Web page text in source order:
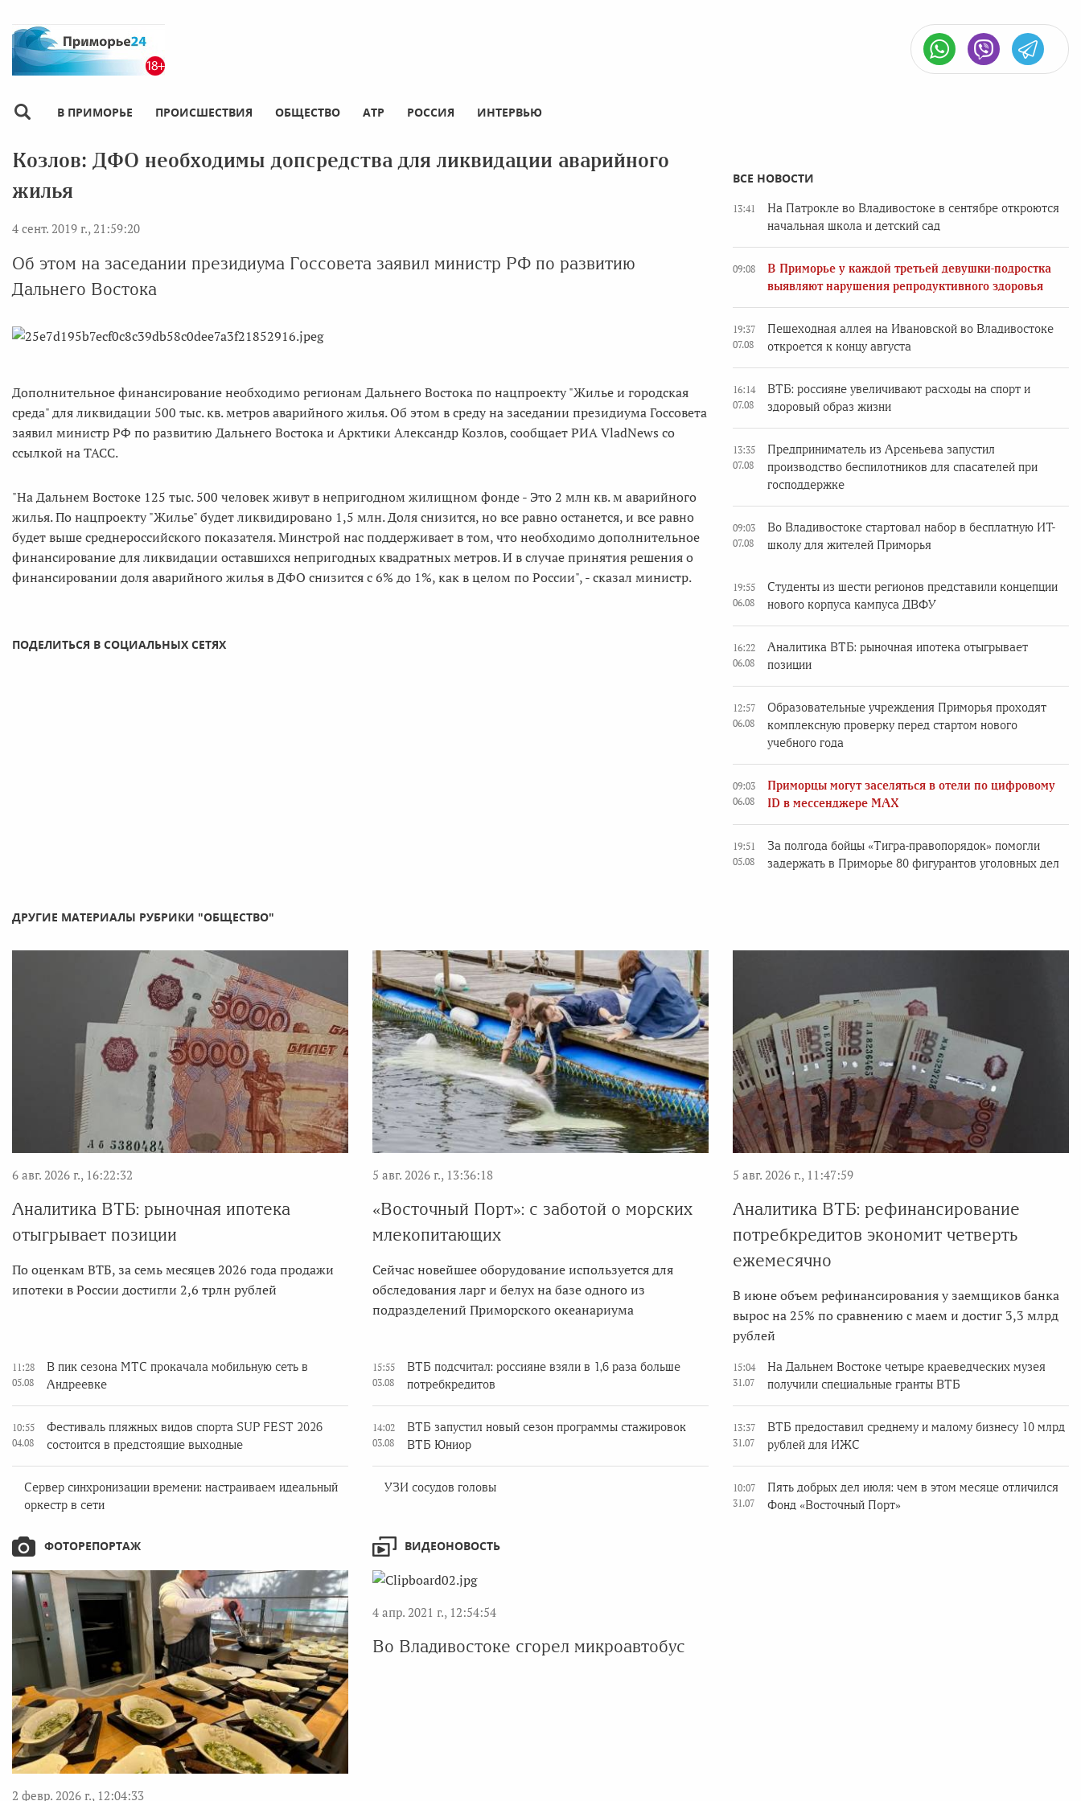
В ПРИМОРЬЕ ПРОИСШЕСТВИЯ ОБЩЕСТВО АТР РОССИЯ ИНТЕРВЬЮ
Козлов: ДФО необходимы допсредства для ликвидации аварийного
жилья
4 сент. 2019 г., 21:59:20
Об этом на заседании президиума Госсовета заявил министр РФ по развитию
Дальнего Востока
Дополнительное финансирование необходимо регионам Дальнего Востока по нацпроекту "Жилье и городская
среда" для ликвидации 500 тыс. кв. метров аварийного жилья. Об этом в среду на заседании президиума Госсовета
заявил министр РФ по развитию Дальнего Востока и Арктики Александр Козлов, сообщает РИА VladNews со
ссылкой на ТАСС.
"На Дальнем Востоке 125 тыс. 500 человек живут в непригодном жилищном фонде - Это 2 млн кв. м аварийного
жилья. По нацпроекту "Жилье" будет ликвидировано 1,5 млн. Доля снизится, но все равно останется, и все равно
будет выше среднероссийского показателя. Минстрой нас поддерживает в том, что необходимо дополнительное
финансирование для ликвидации оставшихся непригодных квадратных метров. И в случае принятия решения о
финансировании доля аварийного жилья в ДФО снизится с 6% до 1%, как в целом по России", - сказал министр.
ПОДЕЛИТЬСЯ В СОЦИАЛЬНЫХ СЕТЯХ
ВСЕ НОВОСТИ
13:41
На Патрокле во Владивостоке в сентябре откроются
начальная школа и детский сад
09:08
В Приморье у каждой третьей девушки-подростка
выявляют нарушения репродуктивного здоровья
19:37
07.08
Пешеходная аллея на Ивановской во Владивостоке
откроется к концу августа
16:14
07.08
ВТБ: россияне увеличивают расходы на спорт и
здоровый образ жизни
13:35
07.08
Предприниматель из Арсеньева запустил
производство беспилотников для спасателей при
господдержке
09:03
07.08
Во Владивостоке стартовал набор в бесплатную ИТ-
школу для жителей Приморья
19:55
06.08
Студенты из шести регионов представили концепции
нового корпуса кампуса ДВФУ
16:22
06.08
Аналитика ВТБ: рыночная ипотека отыгрывает
позиции
12:57
06.08
Образовательные учреждения Приморья проходят
комплексную проверку перед стартом нового
учебного года
09:03
06.08
Приморцы могут заселяться в отели по цифровому
ID в мессенджере MAX
19:51
05.08
За полгода бойцы «Тигра-правопорядок» помогли
задержать в Приморье 80 фигурантов уголовных дел
ДРУГИЕ МАТЕРИАЛЫ РУБРИКИ "ОБЩЕСТВО"
6 авг. 2026 г., 16:22:32
Аналитика ВТБ: рыночная ипотека
отыгрывает позиции
По оценкам ВТБ, за семь месяцев 2026 года продажи
ипотеки в России достигли 2,6 трлн рублей
5 авг. 2026 г., 13:36:18
«Восточный Порт»: с заботой о морских
млекопитающих
Сейчас новейшее оборудование используется для
обследования ларг и белух на базе одного из
подразделений Приморского океанариума
5 авг. 2026 г., 11:47:59
Аналитика ВТБ: рефинансирование
потребкредитов экономит четверть
ежемесячно
В июне объем рефинансирования у заемщиков банка
вырос на 25% по сравнению с маем и достиг 3,3 млрд
рублей
11:28
05.08
В пик сезона МТС прокачала мобильную сеть в
Андреевке
10:55
04.08
Фестиваль пляжных видов спорта SUP FEST 2026
состоится в предстоящие выходные
Сервер синхронизации времени: настраиваем идеальный
оркестр в сети
15:55
03.08
ВТБ подсчитал: россияне взяли в 1,6 раза больше
потребкредитов
14:02
03.08
ВТБ запустил новый сезон программы стажировок
ВТБ Юниор
УЗИ сосудов головы
15:04
31.07
На Дальнем Востоке четыре краеведческих музея
получили специальные гранты ВТБ
13:37
31.07
ВТБ предоставил среднему и малому бизнесу 10 млрд
рублей для ИЖС
10:07
31.07
Пять добрых дел июля: чем в этом месяце отличился
Фонд «Восточный Порт»
ФОТОРЕПОРТАЖ
2 февр. 2026 г., 12:04:33
ВИДЕОНОВОСТЬ
4 апр. 2021 г., 12:54:54
Во Владивостоке сгорел микроавтобус